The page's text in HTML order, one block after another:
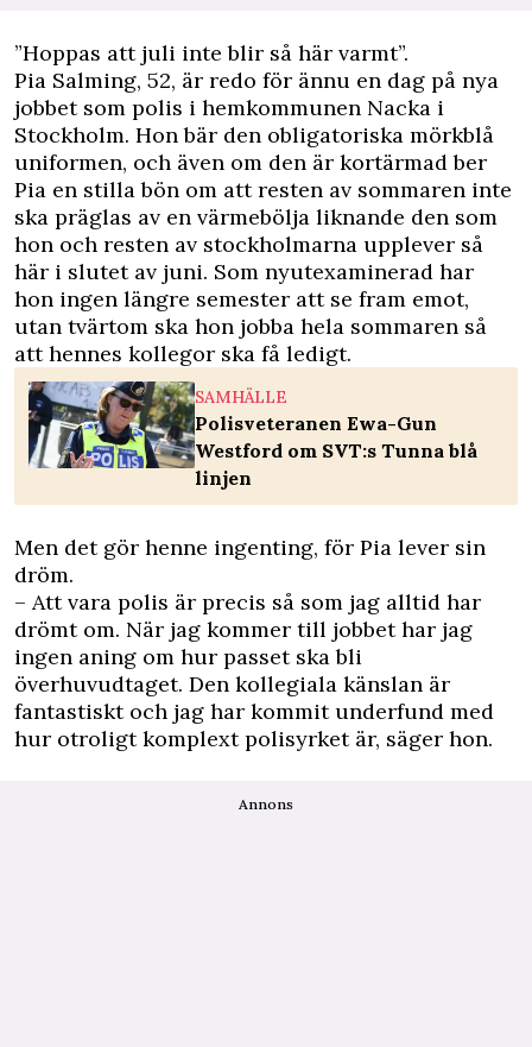
”Hoppas att juli inte blir så här varmt”.
Pia Salming, 52, är redo för ännu en dag på nya
jobbet som polis i hemkommunen Nacka i
Stockholm. Hon bär den obligatoriska mörkblå
uniformen, och även om den är kortärmad ber
Pia en stilla bön om att resten av sommaren inte
ska präglas av en värmebölja liknande den som
hon och resten av stockholmarna upplever så
här i slutet av juni. Som nyutexaminerad har
hon ingen längre semester att se fram emot,
utan tvärtom ska hon jobba hela sommaren så
att hennes kollegor ska få ledigt.
SAMHÄLLE
Polisveteranen Ewa-Gun
Westford om SVT:s Tunna blå
linjen
Men det gör henne ingenting, för Pia lever sin
dröm.
– Att vara polis är precis så som jag alltid har
drömt om. När jag kommer till jobbet har jag
ingen aning om hur passet ska bli
överhuvudtaget. Den kollegiala känslan är
fantastiskt och jag har kommit underfund med
hur otroligt komplext polisyrket är, säger hon.
Annons